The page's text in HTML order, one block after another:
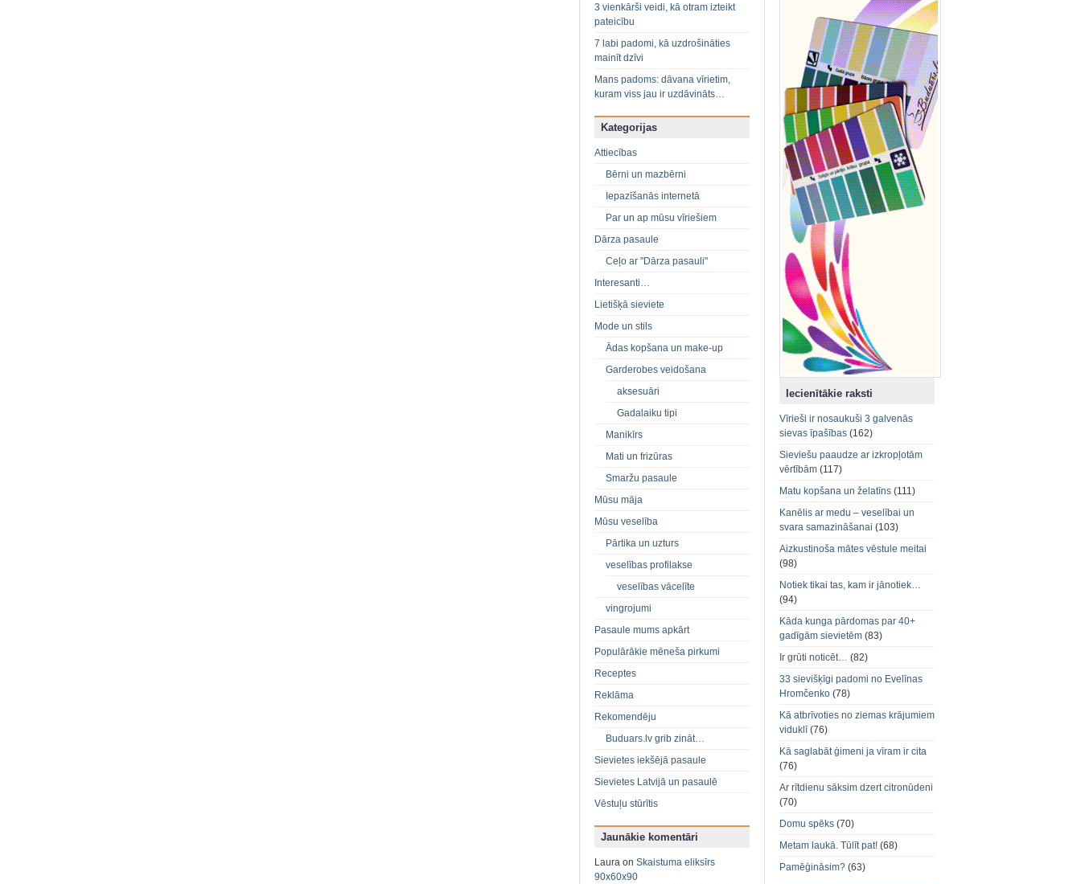
3 vienkārši veidi, kā otram izteikt
pateicību
7 labi padomi, kā uzdrošināties
mainīt dzīvi
Mans padoms: dāvana vīrietim,
kuram viss jau ir uzdāvināts…
Kategorijas
Attiecības
Bērni un mazbērni
Iepazīšanās internetā
Par un ap mūsu vīriešiem
Dārza pasaule
Ceļo ar "Dārza pasauli"
Interesanti…
Lietišķā sieviete
Mode un stils
Ādas kopšana un make-up
Garderobes veidošana
aksesuāri
Gadalaiku tipi
Manikīrs
Mati un frizūras
Smaržu pasaule
Mūsu māja
Mūsu veselība
Pārtika un uzturs
veselības profilakse
veselības vācelīte
vingrojumi
Pasaule mums apkārt
Populārākie mēneša pirkumi
Receptes
Reklāma
Rekomendēju
Buduars.lv grib zināt…
Sievietes iekšējā pasaule
Sievietes Latvijā un pasaulē
Vēstuļu stūrītis
Jaunākie komentāri
Laura on Skaistuma eliksīrs
90x60x90
Iecienītākie raksti
Vīrieši ir nosaukuši 3 galvenās
sievas īpašības (162)
Sieviešu paaudze ar izkropļotām
vērtībām (117)
Matu kopšana un želatīns (111)
Kanēlis ar medu – veselībai un
svara samazināšanai (103)
Aizkustinoša mātes vēstule meitai
(98)
Notiek tikai tas, kam ir jānotiek…
(94)
Kāda kunga pārdomas par 40+
gadīgām sievietēm (83)
Ir grūti noticēt… (82)
33 sievišķīgi padomi no Evelīnas
Hromčenko (78)
Kā atbrīvoties no ziemas krājumiem
viduklī(76)
Kā saglabāt ģimeni ja vīram ir cita
(76)
Ar rītdienu sāksim dzert citronūdeni
(70)
Domu spēks (70)
Metam laukā. Tūlīt pat! (68)
Pamēģināsim? (63)